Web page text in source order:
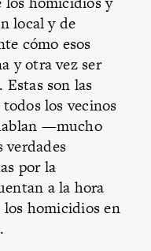
local y de
cómo esos
y otra vez ser
son las
los vecinos
—mucho
verdades
por la
a la hora
homicidios en